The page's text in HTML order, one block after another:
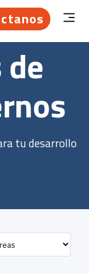
tu desarrollo